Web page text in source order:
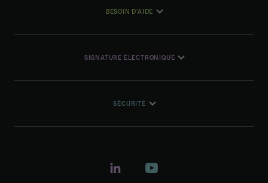
BESOIN D'AIDE
SIGNATURE ÉLECTRONIQUE
SÉCURITÉ